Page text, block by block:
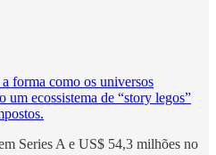
forma como os universos
um ecossistema de “story legos”
Series A e US$ 54,3 milhões no